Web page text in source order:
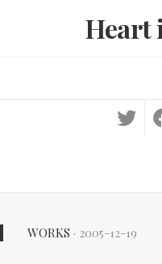
Heart
WORKS · 2005-12-19